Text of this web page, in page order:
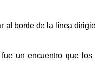
al borde de la línea
fue un encuentro que